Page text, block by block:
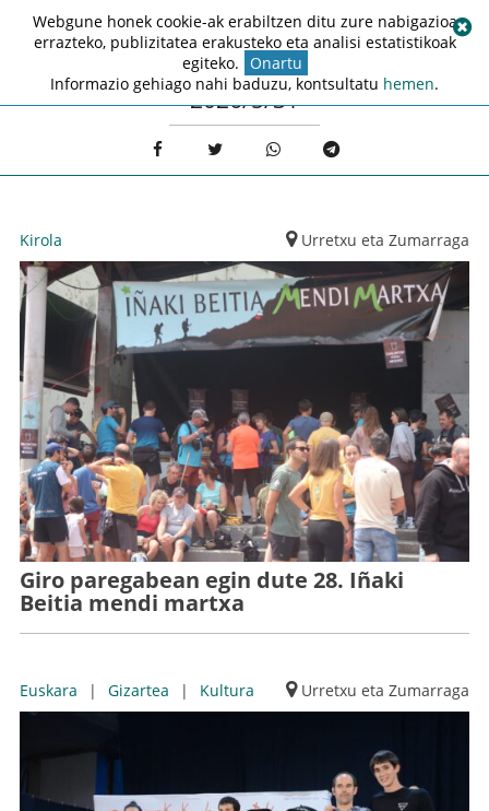
2026/5/31
Kirola Urretxu eta Zumarraga
Giro paregabean egin dute 28. Iñaki
Beitia mendi martxa
Euskara | Gizartea | Kultura Urretxu eta Zumarraga
Webgune honek cookie-ak erabiltzen ditu zure nabigazioa
errazteko, publizitatea erakusteko eta analisi estatistikoak
egiteko. Onartu
Informazio gehiago nahi baduzu, kontsultatu hemen.